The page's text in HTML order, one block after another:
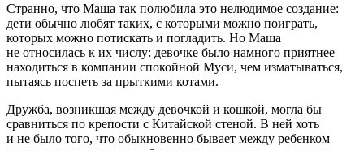
Странно, что Маша так полюбила это нелюдимое создание:
дети обычно любят таких, с которыми можно поиграть,
которых можно потискать и погладить. Но Маша
не относилась к их числу: девочке было намного приятнее
находиться в компании спокойной Муси, чем изматываться,
пытаясь поспеть за прыткими котами.
Дружба, возникшая между девочкой и кошкой, могла бы
сравниться по крепости с Китайской стеной. В ней хоть
и не было того, что обыкновенно бывает между ребенком